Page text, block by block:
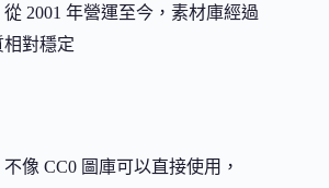
從 2001 年營運至今，素材庫經過
對穩定
不像 CC0 圖庫可以直接使用，